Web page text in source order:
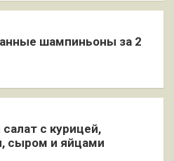
шампиньоны за 2
с курицей,
сыром и яйцами